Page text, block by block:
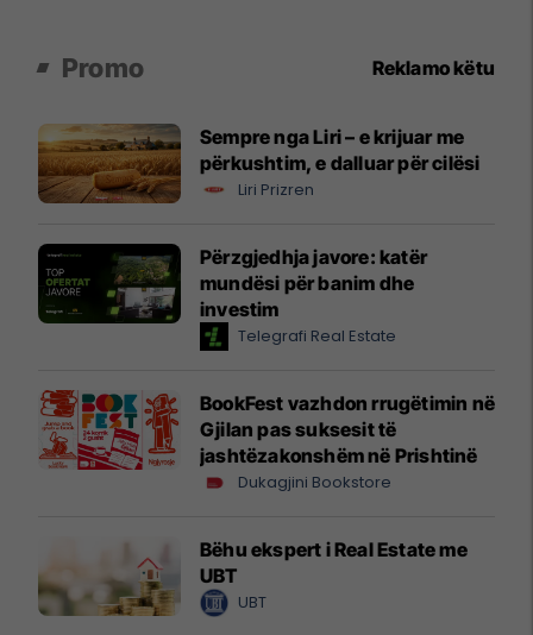
Promo Reklamo këtu
Sempre nga Liri – e krijuar me
përkushtim, e dalluar për cilësi
Liri Prizren
Përzgjedhja javore: katër
mundësi për banim dhe
investim
Telegrafi Real Estate
BookFest vazhdon rrugëtimin në
Gjilan pas suksesit të
jashtëzakonshëm në Prishtinë
Dukagjini Bookstore
Bëhu ekspert i Real Estate me
UBT
UBT